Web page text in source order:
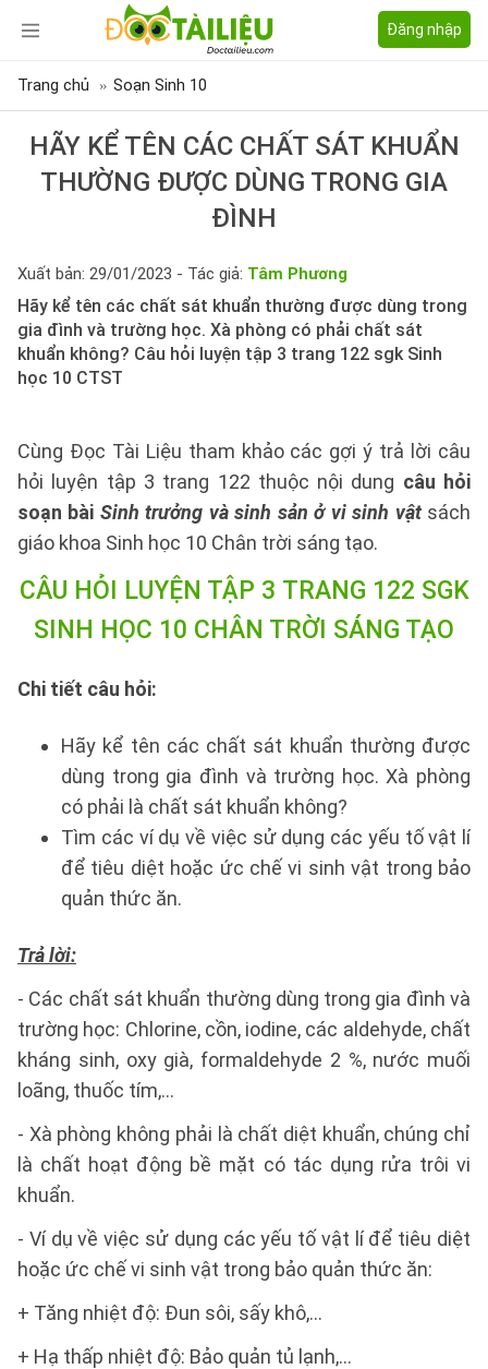
Đăng nhập
Trang chủ Soạn Sinh 10
HÃY KỂ TÊN CÁC CHẤT SÁT KHUẨN
THƯỜNG ĐƯỢC DÙNG TRONG GIA
ĐÌNH
Xuất bản: 29/01/2023 - Tác giả: Tâm Phương
Hãy kể tên các chất sát khuẩn thường được dùng trong
gia đình và trường học. Xà phòng có phải chất sát
khuẩn không? Câu hỏi luyện tập 3 trang 122 sgk Sinh
học 10 CTST
Cùng Đọc Tài Liệu tham khảo các gợi ý trả lời câu
hỏi luyện tập 3 trang 122 thuộc nội dung câu hỏi
soạn bài Sinh trưởng và sinh sản ở vi sinh vật sách
giáo khoa Sinh học 10 Chân trời sáng tạo.
CÂU HỎI LUYỆN TẬP 3 TRANG 122 SGK
SINH HỌC 10 CHÂN TRỜI SÁNG TẠO
Chi tiết câu hỏi:
Hãy kể tên các chất sát khuẩn thường được
dùng trong gia đình và trường học. Xà phòng
có phải là chất sát khuẩn không?
Tìm các ví dụ về việc sử dụng các yếu tố vật lí
để tiêu diệt hoặc ức chế vi sinh vật trong bảo
quản thức ăn.
Trả lời:
- Các chất sát khuẩn thường dùng trong gia đình và
trường học: Chlorine, cồn, iodine, các aldehyde, chất
kháng sinh, oxy già, formaldehyde 2 %, nước muối
loãng, thuốc tím,…
- Xà phòng không phải là chất diệt khuẩn, chúng chỉ
là chất hoạt động bề mặt có tác dụng rửa trôi vi
khuẩn.
- Ví dụ về việc sử dụng các yếu tố vật lí để tiêu diệt
hoặc ức chế vi sinh vật trong bảo quản thức ăn:
+ Tăng nhiệt độ: Đun sôi, sấy khô,…
+ Hạ thấp nhiệt độ: Bảo quản tủ lạnh,…